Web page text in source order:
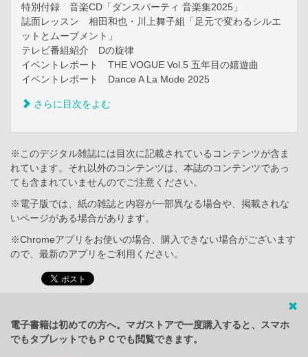
特別付録 音楽CD「ダンスパーティ 音楽集2025」
誌面レッスン 相田和也・川上舞子組「足元で変わるシルエ
ットとムーブメント」
テレビ番組紹介 Dの旋律
イベントレポート THE VOGUE Vol.5 五年目の嬉遊曲
イベントレポート Dance A La Mode 2025
さらに目次をよむ
※このデジタル雑誌には目次に記載されているコンテンツが含ま
れています。それ以外のコンテンツは、本誌のコンテンツであっ
ても含まれていませんのでご注意ください。
※電子版では、紙の雑誌と内容が一部異なる場合や、掲載されな
いページがある場合があります。
※Chromeアプリをお使いの場合、購入できない場合がございます
ので、最新のアプリをご利用ください。
電子書籍は初めての方へ。マガストアで一度購入すると、スマホ
でもタブレットでもＰＣでも閲覧できます。